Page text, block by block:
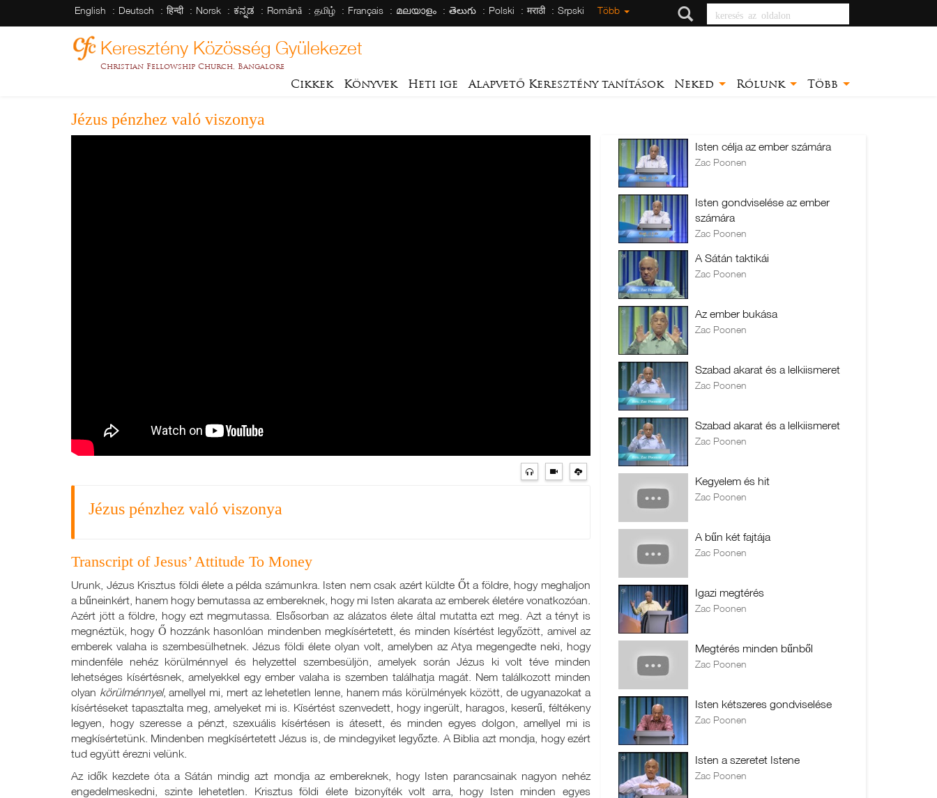
English Deutsch हिन्दी Norsk ಕನ್ನಡ Română தமிழ் Français മലയാളം తెలుగు Polski मराठी Srpski Több keresés az oldalon
Keresztény Közösség Gyülekezet
Christian Fellowship Church, Bangalore
Cikkek Könyvek Heti ige Alapvető Keresztény tanítások Neked Rólunk Több
Jézus pénzhez való viszonya
Jézus pénzhez való viszonya
Transcript of Jesus’ Attitude To Money
Urunk, Jézus Krisztus földi élete a példa számunkra. Isten nem csak azért küldte Őt a földre, hogy meghaljon
a bűneinkért, hanem hogy bemutassa az embereknek, hogy mi Isten akarata az emberek életére vonatkozóan.
Azért jött a földre, hogy ezt megmutassa. Elsősorban az alázatos élete által mutatta ezt meg. Azt a tényt is
megnéztük, hogy Ő hozzánk hasonlóan mindenben megkísértetett, és minden kísértést legyőzött, amivel az
emberek valaha is szembesülhetnek. Jézus földi élete olyan volt, amelyben az Atya megengedte neki, hogy
mindenféle nehéz körülménnyel és helyzettel szembesüljön, amelyek során Jézus ki volt téve minden
lehetséges kísértésnek, amelyekkel egy ember valaha is szemben találhatja magát. Nem találkozott minden
olyan körülménnyel, amellyel mi, mert az lehetetlen lenne, hanem más körülmények között, de ugyanazokat a
kísértéseket tapasztalta meg, amelyeket mi is. Kísértést szenvedett, hogy ingerült, haragos, keserű, féltékeny
legyen, hogy szeresse a pénzt, szexuális kísértésen is átesett, és minden egyes dolgon, amellyel mi is
megkísértetünk. Mindenben megkísértetett Jézus is, de mindegyiket legyőzte. A Biblia azt mondja, hogy ezért
tud együtt érezni velünk.
Az idők kezdete óta a Sátán mindig azt mondja az embereknek, hogy Isten parancsainak nagyon nehéz
engedelmeskedni, szinte lehetetlen. Krisztus földi élete bizonyíték volt arra, hogy Isten minden egyes
Isten célja az ember számára
Zac Poonen
Isten gondviselése az ember
számára
Zac Poonen
A Sátán taktikái
Zac Poonen
Az ember bukása
Zac Poonen
Szabad akarat és a lelkiismeret
Zac Poonen
Szabad akarat és a lelkiismeret
Zac Poonen
Kegyelem és hit
Zac Poonen
A bűn két fajtája
Zac Poonen
Igazi megtérés
Zac Poonen
Megtérés minden bűnből
Zac Poonen
Isten kétszeres gondviselése
Zac Poonen
Isten a szeretet Istene
Zac Poonen